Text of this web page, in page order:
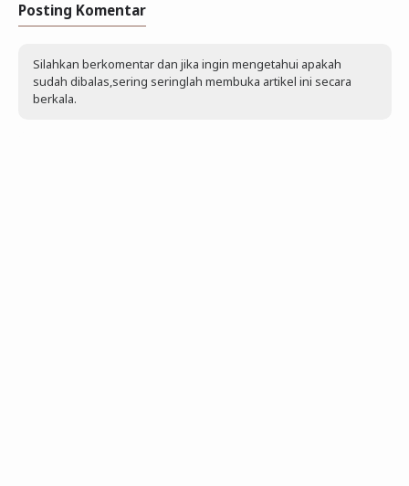
Posting Komentar
Silahkan berkomentar dan jika ingin mengetahui apakah
sudah dibalas,sering seringlah membuka artikel ini secara
berkala.